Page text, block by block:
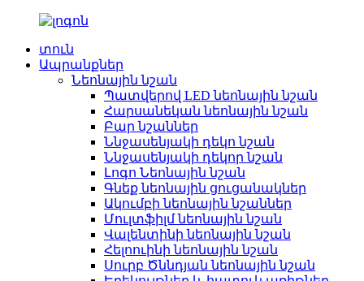
տուն
Ապրանքներ
Նեոնային նշան
Պատվերով LED նեոնային նշան
Հարսանեկան նեոնային նշան
Բար նշաններ
Ննջասենյակի դեկո նշան
Ննջասենյակի դեկոր նշան
Լոգո Նեոնային նշան
Գնեք նեոնային ցուցանակներ
Ակումբի նեոնային նշաններ
Մուլտֆիլմ նեոնային նշան
Վալենտինի նեոնային նշան
Հելոուինի նեոնային նշան
Սուրբ Ծննդյան նեոնային նշան